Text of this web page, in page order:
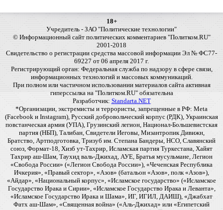
18+
Учредитель - ЗАО "Политические технологии"
© Информационный сайт политических комментариев "Политком.RU"
2001-2018
Свидетельство о регистрации средства массовой информации Эл № ФС77-
69227 от 06 апреля 2017 г.
Регистрирующий орган: Федеральная служба по надзору в сфере связи,
информационных технологий и массовых коммуникаций.
При полном или частичном использовании материалов сайта активная
гиперссылка на "Политком.RU" обязательна
Разработчик: Standarta.NET
*Организации, экстремисты и террористы, запрещенные в РФ: Meta
(Facebook и Instagram), Русский добровольческий корпус (РДК), Украинская
повстанческая армия (УПА), Грузинский легион, Национал-Большевистская
партия (НБП), Талибан, Свидетели Иеговы, Мизантропик Дивижн,
Братство, Артподготовка, Тризуб им. Степана Бандеры, НСО, Славянский
союз, Формат-18, Хизб ут-Тахрир, Исламская партия Туркестана, Хайят
Тахрир аш-Шам, Таухид валь-Джихад, АУЕ, Братья мусульмане, Легион
«Свобода России» («Легион Свобода России»), «Чеченская Республика
Ичкерия», «Правый сектор», «Азов» (батальон «Азов», полк «Азов»),
«Айдар», «Национальный корпус», «Исламское государство» («Исламское
Государство Ирака и Сирии», «Исламское Государство Ирака и Леванта»,
«Исламское Государство Ирака и Шама», ИГ, ИГИЛ, ДАИШ), «Джабхат
Фатх аш-Шам», «Священная война» («Аль-Джихад» или «Египетский